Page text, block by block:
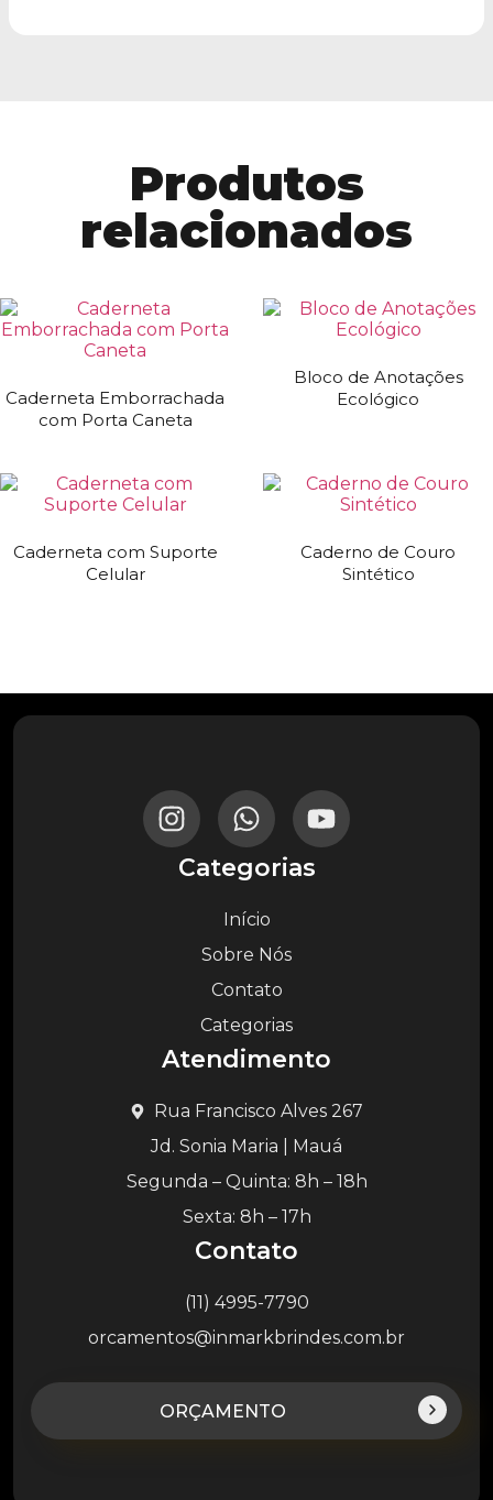
Produtos
relacionados
Caderneta Emborrachada
com Porta Caneta
Bloco de Anotações
Ecológico
Caderneta com Suporte
Celular
Caderno de Couro
Sintético
Categorias
Início
Sobre Nós
Contato
Categorias
Atendimento
Rua Francisco Alves 267
Jd. Sonia Maria | Mauá
Segunda – Quinta: 8h – 18h
Sexta: 8h – 17h
Contato
(11) 4995-7790
orcamentos@inmarkbrindes.com.br
ORÇAMENTO